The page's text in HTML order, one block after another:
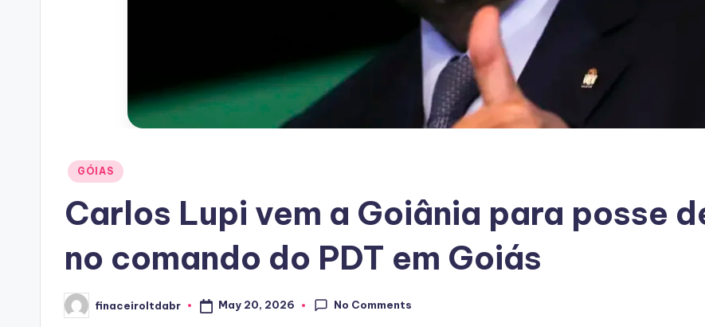
Posted
GÓIAS
Carlos Lupi vem a Goiânia para posse
no comando do PDT em Goiás
Posted
by
finaceiroltdabr May 20, 2026 No Comments